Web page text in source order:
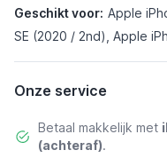
Geschikt voor: Apple
SE (2020 / 2nd), Apple
Onze service
Betaal makkelijk met
(achteraf).